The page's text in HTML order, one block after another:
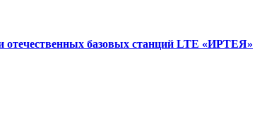
отечественных базовых станций LTE «ИРТЕЯ»